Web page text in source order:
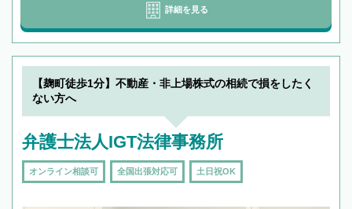
詳細を見る
【麹町徒歩1分】不動産・非上場株式の相続で損をしたく
ない方へ
弁護士法人IGT法律事務所
オンライン相談可 全国出張対応可 土日祝OK